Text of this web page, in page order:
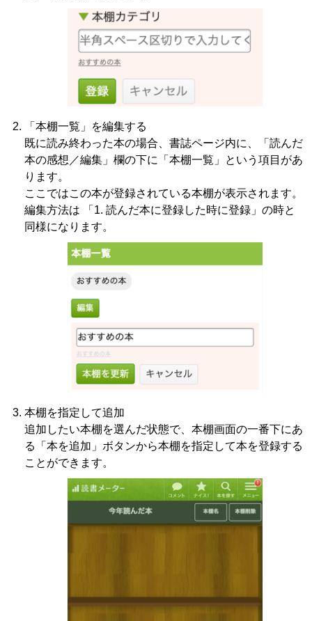
「本棚一覧」を編集する
既に読み終わった本の場合、書誌ページ内に、「読んだ
本の感想／編集」欄の下に「本棚一覧」という項目があ
ります。
ここではこの本が登録されている本棚が表示されます。
編集方法は 「1. 読んだ本に登録した時に登録」の時と
同様になります。
本棚を指定して追加
追加したい本棚を選んだ状態で、本棚画面の一番下にあ
る「本を追加」ボタンから本棚を指定して本を登録する
ことができます。